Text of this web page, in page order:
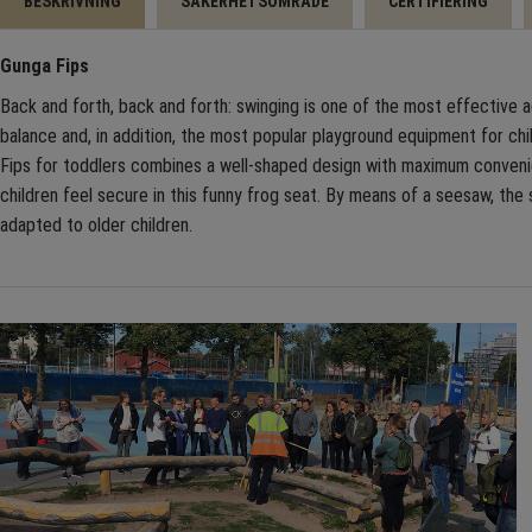
Gunga Fips
Back and forth, back and forth: swinging is one of the most effective
balance and, in addition, the most popular playground equipment for
Fips for toddlers combines a well-shaped design with maximum
children feel secure in this funny frog seat. By means of a seesaw, the
adapted to older children.